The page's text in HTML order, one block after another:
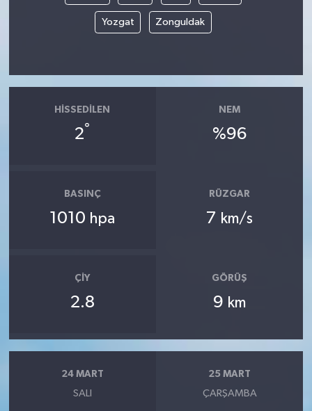
Yozgat Zonguldak
HISSEDILEN
2°
NEM
%96
BASINÇ
1010 hpa
RÜZGAR
7 km/s
ÇIY
2.8
GÖRÜŞ
9 km
24 MART
SALI
25 MART
ÇARŞAMBA